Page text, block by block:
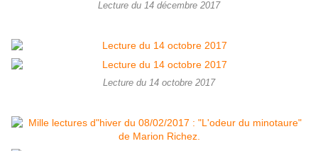
Lecture du 14 décembre 2017
Lecture du 14 octobre 2017